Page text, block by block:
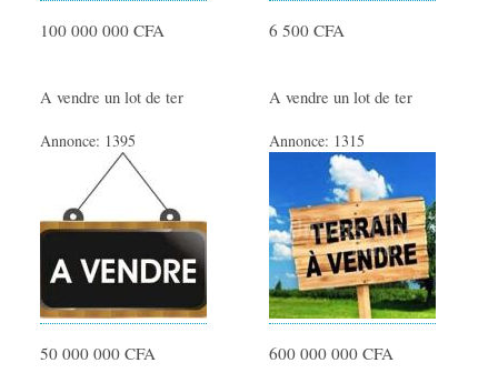
100 000 000 CFA 6 500 CFA
A vendre un lot de ter
Annonce: 1395
50 000 000 CFA
A vendre un lot de ter
Annonce: 1315
600 000 000 CFA